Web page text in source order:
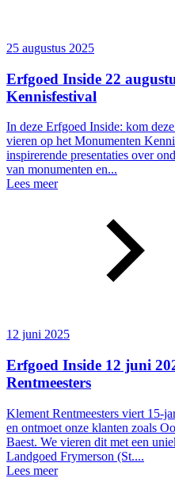
25 augustus 2025
Erfgoed Inside 22
Kennisfestival
In deze Erfgoed Inside: kom
vieren op het Monumenten
inspirerende presentaties over
van monumenten en...
Lees meer
12 juni 2025
Erfgoed Inside 12 juni
Rentmeesters
Klement Rentmeesters viert 15-
en ontmoet onze klanten zoals
Baest. We vieren dit met een
Landgoed Frymerson (St....
Lees meer